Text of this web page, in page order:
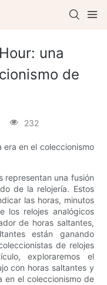
una
de
232
era en el coleccionismo
representan una fusión
de la relojería. Estos
las horas, minutos
los relojes analógicos
de horas saltantes,
están ganando
de relojes
exploraremos el
con horas saltantes y
en el coleccionismo de